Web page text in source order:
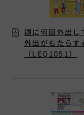
週に何回外出し
外出がもたらす
（LEQ1051）